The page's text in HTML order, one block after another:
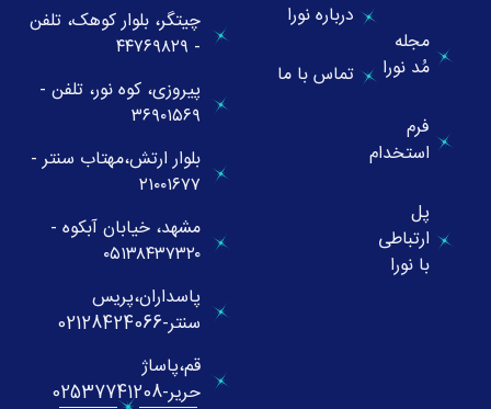
مجله
مُد نورا
فرم
استخدام
پل
ارتباطی
با نورا
درباره نورا
تماس با ما
چیتگر، بلوار کوهک، تلفن
- ۴۴۷۶۹۸۲۹
پیروزی، کوه نور، تلفن -
۳۶۹۰۱۵۶۹
بلوار ارتش،مهتاب سنتر -
۲۱۰۰۱۶۷۷
مشهد، خیابان آبکوه -
۰۵۱۳۸۴۳۷۳۲۰
پاسداران،پریس
سنتر-02128424066
قم،پاساژ
حریر-02537741208